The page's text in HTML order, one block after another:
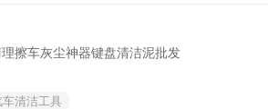
擦车灰尘神器键盘清洁泥批发
车清洁工具